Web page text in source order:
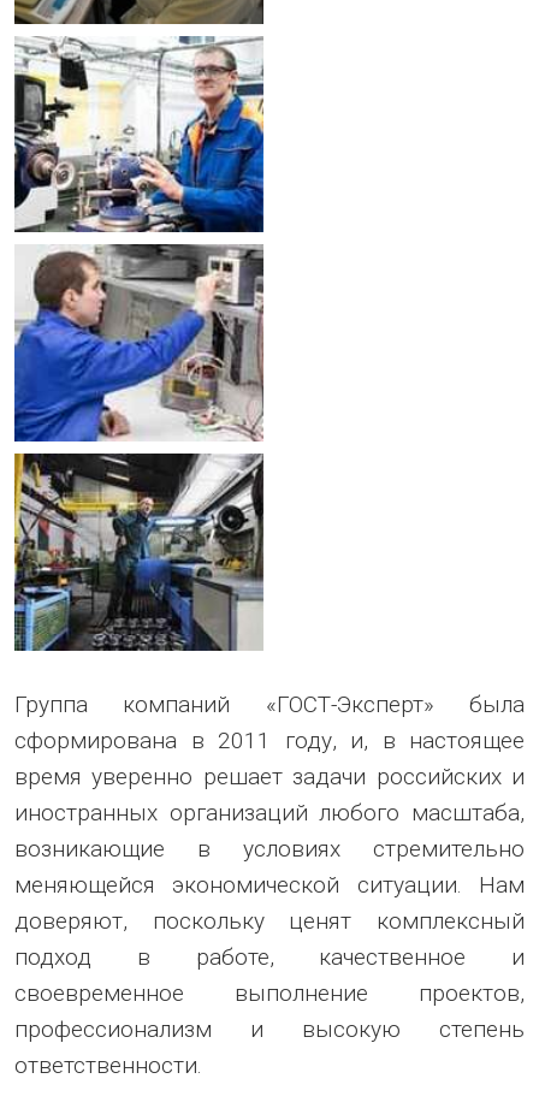
Группа компаний «ГОСТ-Эксперт» была
сформирована в 2011 году, и, в настоящее
время уверенно решает задачи российских и
иностранных организаций любого масштаба,
возникающие в условиях стремительно
меняющейся экономической ситуации. Нам
доверяют, поскольку ценят комплексный
подход в работе, качественное и
своевременное выполнение проектов,
профессионализм и высокую степень
ответственности.